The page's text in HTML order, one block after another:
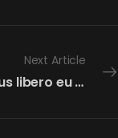
Next Article
Vitae luctus metus libero eu augue